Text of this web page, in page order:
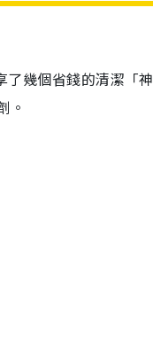
了幾個省錢的清潔「
。